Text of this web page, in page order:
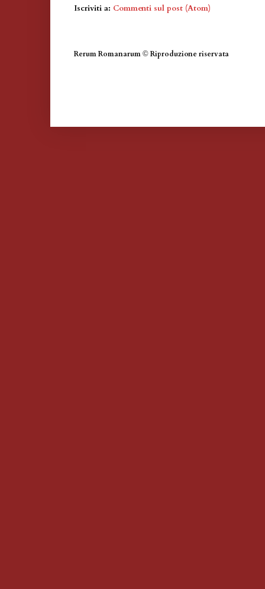
Iscriviti a: Commenti sul post (Atom)
Rerum Romanarum © Riproduzione riservata